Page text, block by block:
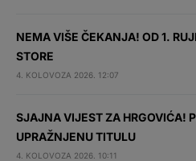
NEMA VIŠE ČEKANJA! OD 1.
STORE
4. KOLOVOZA 2026. 12:07
SJAJNA VIJEST ZA HRGOVIĆA!
UPRAŽNJENU TITULU
4. KOLOVOZA 2026. 10:11